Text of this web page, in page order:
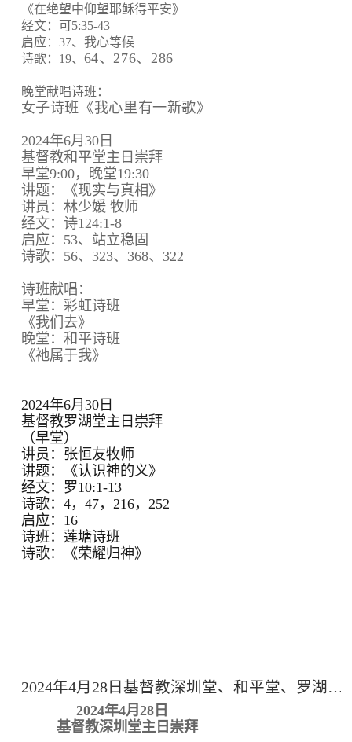
《在绝望中仰望耶稣得平安》
经文：可5:35-43
启应：37、我心等候
诗歌：19、 64、 276、 286
晚堂献唱诗班：
女子诗班《我心里有一新歌》
2024年6月30日
基督教和平堂主日崇拜
早堂9:00，晚堂19:30
讲题：《现实与真相》
讲员：林少媛 牧师
经文：诗124:1-8
启应：53、站立稳固
诗歌：56、323、368、322
诗班献唱：
早堂：彩虹诗班
《我们去》
晚堂：和平诗班
《祂属于我》
2024年6月30日
基督教罗湖堂主日崇拜
（早堂）
讲员：张恒友牧师
讲题：《认识神的义》
经文：罗10:1-13
诗歌：4，47，216，252
启应：16
诗班：莲塘诗班
诗歌：《荣耀归神》
2024年4月28日基督教深圳堂、和平堂、罗湖堂主日崇拜
2024年4月28日
基督教深圳堂主日崇拜